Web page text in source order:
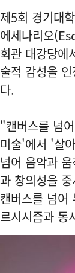
제5회 경기대
에세나리오
회관 대강당에
술적 감성을
다.
"캔버스를 넘
미술'에서 '살
넘어 음악과
과 창의성을
캔버스를 넘어
르시시즘과 동